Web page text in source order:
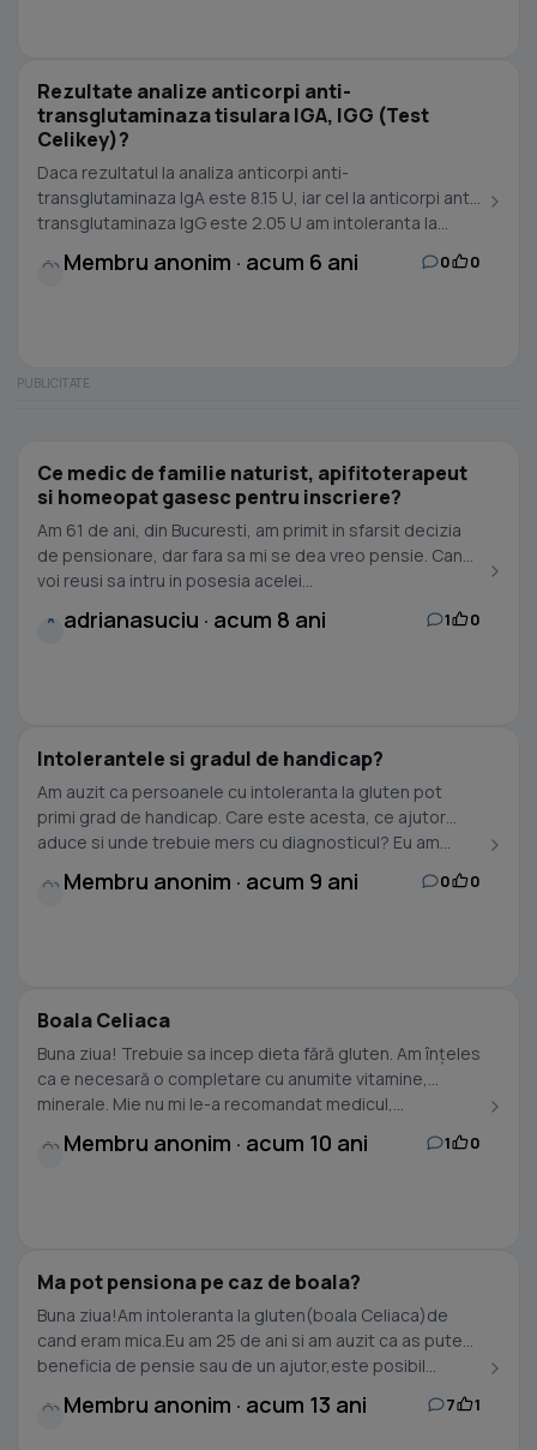
Rezultate analize anticorpi anti-
transglutaminaza tisulara IGA, IGG (Test
Celikey)?
Daca rezultatul la analiza anticorpi anti-
transglutaminaza IgA este 8.15 U, iar cel la anticorpi anti-
transglutaminaza IgG este 2.05 U am intoleranta la...
Membru anonim · acum 6 ani 0 0
Ce medic de familie naturist, apifitoterapeut
si homeopat gasesc pentru inscriere?
Am 61 de ani, din Bucuresti, am primit in sfarsit decizia
de pensionare, dar fara sa mi se dea vreo pensie. Cand
voi reusi sa intru in posesia acelei...
A adrianasuciu · acum 8 ani 1 0
Intolerantele si gradul de handicap?
Am auzit ca persoanele cu intoleranta la gluten pot
primi grad de handicap. Care este acesta, ce ajutor
aduce si unde trebuie mers cu diagnosticul? Eu am...
Membru anonim · acum 9 ani 0 0
Boala Celiaca
Buna ziua! Trebuie sa incep dieta fără gluten. Am înțeles
ca e necesară o completare cu anumite vitamine,
minerale. Mie nu mi le-a recomandat medicul,...
Membru anonim · acum 10 ani 1 0
Ma pot pensiona pe caz de boala?
Buna ziua!Am intoleranta la gluten(boala Celiaca)de
cand eram mica.Eu am 25 de ani si am auzit ca as putea
beneficia de pensie sau de un ajutor,este posibil...
Membru anonim · acum 13 ani 7 1